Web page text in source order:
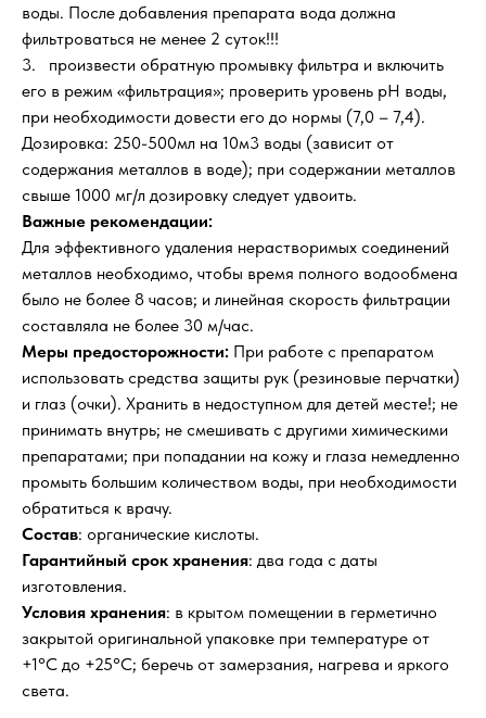
воды. После добавления препарата вода должна
фильтроваться не менее 2 суток!!!
3. произвести обратную промывку фильтра и включить
его в режим «фильтрация»; проверить уровень рН воды,
при необходимости довести его до нормы (7,0 – 7,4).
Дозировка: 250-500мл на 10м3 воды (зависит от
содержания металлов в воде); при содержании металлов
свыше 1000 мг/л дозировку следует удвоить.
Важные рекомендации:
Для эффективного удаления нерастворимых соединений
металлов необходимо, чтобы время полного водообмена
было не более 8 часов; и линейная скорость фильтрации
составляла не более 30 м/час.
Меры предосторожности: При работе с препаратом
использовать средства защиты рук (резиновые перчатки)
и глаз (очки). Хранить в недоступном для детей месте!; не
принимать внутрь; не смешивать с другими химическими
препаратами; при попадании на кожу и глаза немедленно
промыть большим количеством воды, при необходимости
обратиться к врачу.
Состав: органические кислоты.
Гарантийный срок хранения: два года с даты
изготовления.
Условия хранения: в крытом помещении в герметично
закрытой оригинальной упаковке при температуре от
+1°С до +25°С; беречь от замерзания, нагрева и яркого
света.